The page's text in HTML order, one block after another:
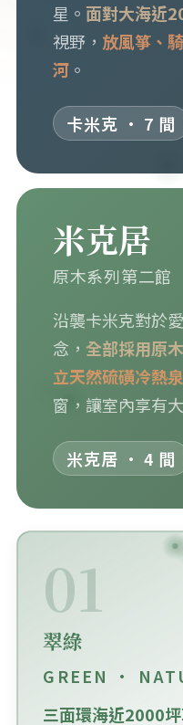
星。 面對大海近
視野， 放風箏、
河。
卡米克 · 7 間
米克居
原木系列第二館
沿襲卡米克對於
念， 全部採用原
立天然硫磺冷熱
窗，讓室內享有
米克居 · 4 間
01
翠綠
GREEN ·
三面環海近2000